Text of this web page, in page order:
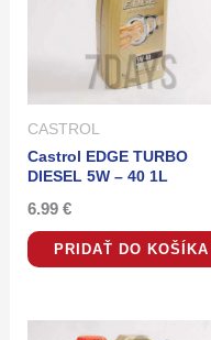
CASTROL
Castrol EDGE TURBO
DIESEL 5W – 40 1L
6.99€
PRIDAŤ DO KOŠÍKA